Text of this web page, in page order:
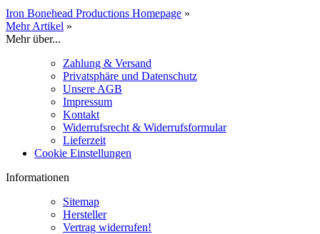
Iron Bonehead Productions Homepage »
Mehr Artikel »
Mehr über...
Zahlung & Versand
Privatsphäre und Datenschutz
Unsere AGB
Impressum
Kontakt
Widerrufsrecht & Widerrufsformular
Lieferzeit
Cookie Einstellungen
Informationen
Sitemap
Hersteller
Vertrag widerrufen!